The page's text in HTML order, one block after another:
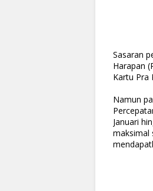
Sasaran
Harapan
Kartu Pra
Namun
Januari
maksimal